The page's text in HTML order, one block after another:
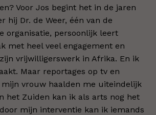
Voor Jos begint het in de jaren
hij Dr. de Weer, één van de
organisatie, persoonlijk leert
met heel veel engagement en
vrijwilligerswerk in Afrika. En ik
Maar reportages op tv en
vrouw haalden me uiteindelijk
het Zuiden kan ik als arts nog het
mijn interventie kan ik iemands